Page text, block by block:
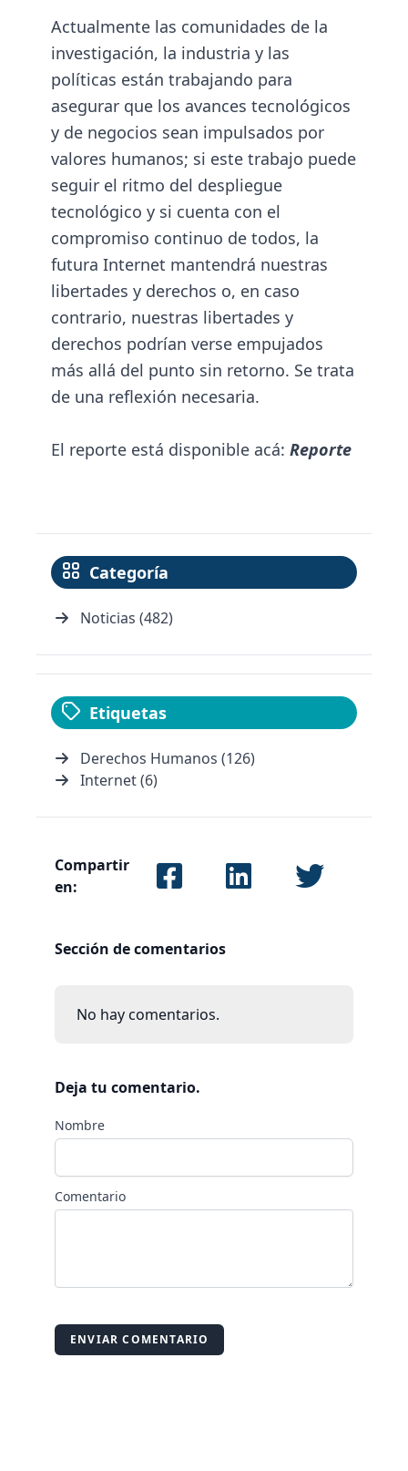
Actualmente las comunidades de la
investigación, la industria y las
políticas están trabajando para
asegurar que los avances tecnológicos
y de negocios sean impulsados por
valores humanos; si este trabajo puede
seguir el ritmo del despliegue
tecnológico y si cuenta con el
compromiso continuo de todos, la
futura Internet mantendrá nuestras
libertades y derechos o, en caso
contrario, nuestras libertades y
derechos podrían verse empujados
más allá del punto sin retorno. Se trata
de una reflexión necesaria.
El reporte está disponible acá: Reporte
Categoría
Noticias (482)
Etiquetas
Derechos Humanos (126)
Internet (6)
Compartir
en:
Sección de comentarios
No hay comentarios.
Deja tu comentario.
Nombre
Comentario
ENVIAR COMENTARIO